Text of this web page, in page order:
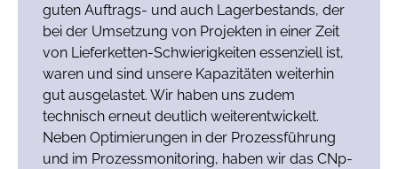
guten Auftrags- und auch Lagerbestands, der
bei der Umsetzung von Projekten in einer Zeit
von Lieferketten-Schwierigkeiten essenziell ist,
waren und sind unsere Kapazitäten weiterhin
gut ausgelastet. Wir haben uns zudem
technisch erneut deutlich weiterentwickelt.
Neben Optimierungen in der Prozessführung
und im Prozessmonitoring, haben wir das CNp-